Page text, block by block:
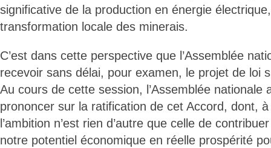
significative de la production en énergie
transformation locale des minerais.
C’est dans cette perspective que l’Assemblée
recevoir sans délai, pour examen, le projet de loi
Au cours de cette session, l’Assemblée nationale
prononcer sur la ratification de cet Accord, dont,
l’ambition n’est rien d’autre que celle de
notre potentiel économique en réelle prospérité